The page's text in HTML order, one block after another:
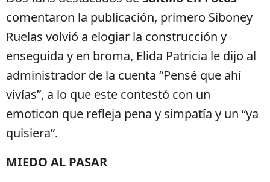
comentaron la publicación, primero Siboney
Ruelas volvió a elogiar la construcción y
enseguida y en broma, Elida Patricia le dijo al
administrador de la cuenta “Pensé que ahí
vivías”, a lo que este contestó con un
emoticon que refleja pena y simpatía y un “ya
quisiera”.
MIEDO AL PASAR